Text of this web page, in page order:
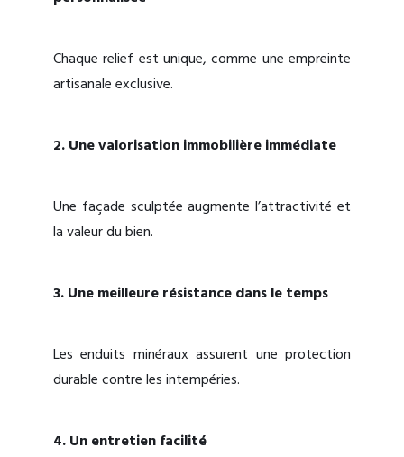
Chaque relief est unique, comme une empreinte
artisanale exclusive.
2. Une valorisation immobilière immédiate
Une façade sculptée augmente l’attractivité et
la valeur du bien.
3. Une meilleure résistance dans le temps
Les enduits minéraux assurent une protection
durable contre les intempéries.
4. Un entretien facilité